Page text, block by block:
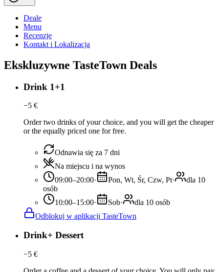
Deale
Menu
Recenzje
Kontakt i Lokalizacja
Ekskluzywne TasteTown Deals
Drink 1+1
−5 €
Order two drinks of your choice, and you will get the cheaper
or the equally priced one for free.
Odnawia się za 7 dni
Na miejscu i na wynos
09:00–20:00· Pon, Wt, Śr, Czw, Pt·
dla 10
osób
10:00–15:00· Sob·
dla 10 osób
Odblokuj w aplikacji TasteTown
Drink+ Dessert
−5 €